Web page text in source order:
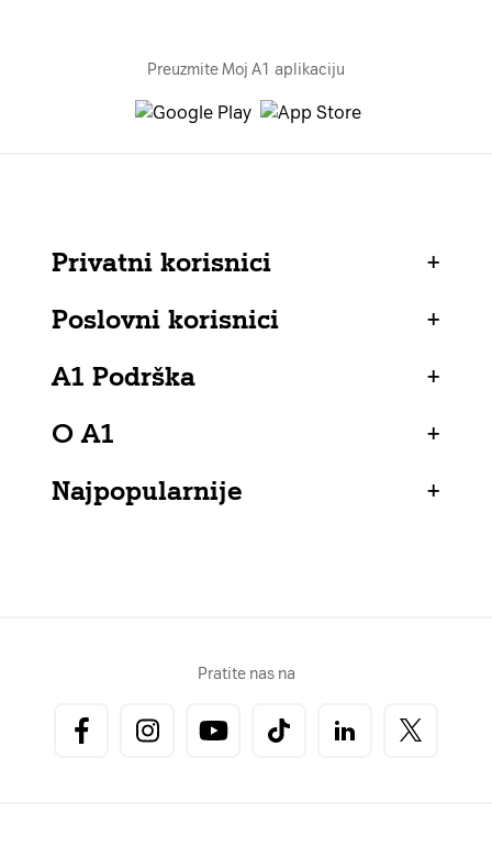
Preuzmite Moj A1 aplikaciju
Privatni korisnici
+
Poslovni korisnici
+
A1 Podrška
+
O A1
+
Najpopularnije
+
Pratite nas na